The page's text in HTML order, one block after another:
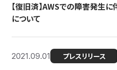
【復旧済】AWSでの障害発生
について
2021.09.01 プレスリリース